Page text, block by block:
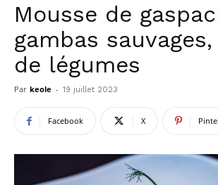
Mousse de
gambas
de légumes
Par keole - 19 juillet 2023
Facebook X